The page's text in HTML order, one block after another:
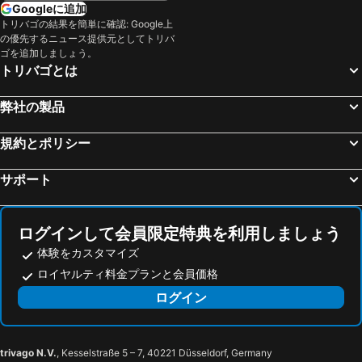
Googleに追加
トリバゴの結果を簡単に確認: Google上
の優先するニュース提供元としてトリバ
ゴを追加しましょう。
トリバゴとは
弊社の製品
規約とポリシー
サポート
ログインして会員限定特典を利用しましょう
体験をカスタマイズ
ロイヤルティ料金プランと会員価格
ログイン
trivago N.V., Kesselstraße 5 – 7, 40221 Düsseldorf, Germany